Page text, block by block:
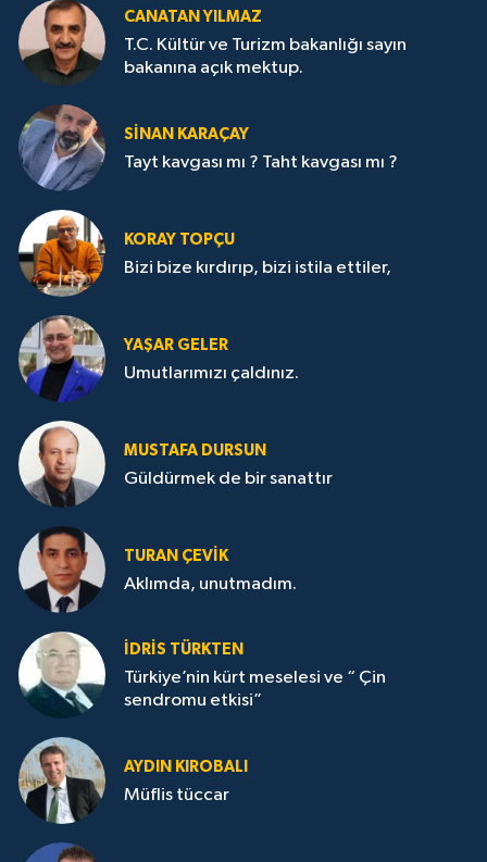
CANATAN YILMAZ
T.C. Kültür ve Turizm bakanlığı sayın
bakanına açık mektup.
SİNAN KARAÇAY
Tayt kavgası mı ? Taht kavgası mı ?
KORAY TOPÇU
Bizi bize kırdırıp, bizi istila ettiler,
YAŞAR GELER
Umutlarımızı çaldınız.
MUSTAFA DURSUN
Güldürmek de bir sanattır
TURAN ÇEVİK
Aklımda, unutmadım.
İDRİS TÜRKTEN
Türkiye’nin kürt meselesi ve “ Çin
sendromu etkisi”
AYDIN KIROBALI
Müflis tüccar